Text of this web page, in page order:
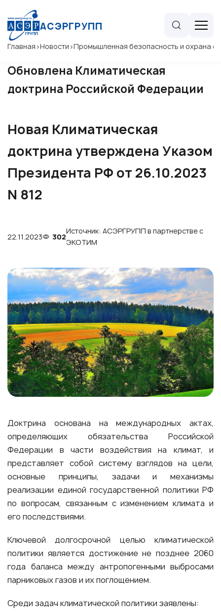
АСЭРГРУПП
Главная >Новости >Промышленная безопасность и охрана
Обновлена Климатическая
доктрина Российской Федерации
Новая Климатическая
доктрина утверждена Указом
Президента РФ от 26.10.2023
N 812
22.11.2023 302
Источник: АСЭРГРУПП в партнерстве с
ЭКОТИМ
Доктрина основана на международных актах,
определяющих обязательства Российской
Федерации в части воздействия на климат, и
представляет собой систему взглядов на цели,
основные принципы, задачи и механизмы
реализации единой государственной политики РФ
по вопросам, связанным с изменением климата и
его последствиями.
Ключевой долгосрочной целью климатической
политики является достижение не позднее 2060
года баланса между антропогенными выбросами
парниковых газов и их поглощением.
Среди задач климатической политики заявлены: